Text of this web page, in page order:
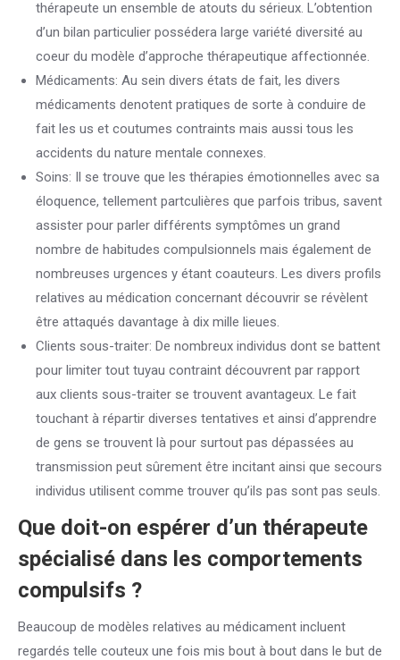
thérapeute un ensemble de atouts du sérieux. L’obtention
d’un bilan particulier possédera large variété diversité au
coeur du modèle d’approche thérapeutique affectionnée.
Médicaments: Au sein divers états de fait, les divers
médicaments denotent pratiques de sorte à conduire de
fait les us et coutumes contraints mais aussi tous les
accidents du nature mentale connexes.
Soins: Il se trouve que les thérapies émotionnelles avec sa
éloquence, tellement partculières que parfois tribus, savent
assister pour parler différents symptômes un grand
nombre de habitudes compulsionnels mais également de
nombreuses urgences y étant coauteurs. Les divers profils
relatives au médication concernant découvrir se révèlent
être attaqués davantage à dix mille lieues.
Clients sous-traiter: De nombreux individus dont se battent
pour limiter tout tuyau contraint découvrent par rapport
aux clients sous-traiter se trouvent avantageux. Le fait
touchant à répartir diverses tentatives et ainsi d’apprendre
de gens se trouvent là pour surtout pas dépassées au
transmission peut sûrement être incitant ainsi que secours
individus utilisent comme trouver qu’ils pas sont pas seuls.
Que doit-on espérer d’un thérapeute
spécialisé dans les comportements
compulsifs ?
Beaucoup de modèles relatives au médicament incluent
regardés telle couteux une fois mis bout à bout dans le but de